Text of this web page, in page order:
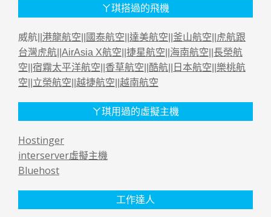
ㄚ琪搭過的飛機
威航|| 港龍航空 國泰航空 達美航空 釜山航空
虎航跟
台灣虎航 AirAsia X航空 捷星航空 海南航空 長榮航
空 宿霧太平洋航空 香草航空 酷航 日本航空 樂桃航
空 立榮航空 越捷航空 越南航空
ㄚ琪用過的虛擬主機
Hostinger
interserver虛擬主機
Bluehost
工作達人